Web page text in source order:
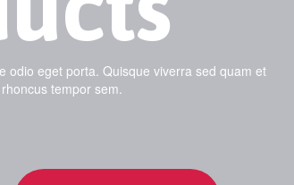
odio eget porta. Quisque viverra sed quam et
tempor sem.